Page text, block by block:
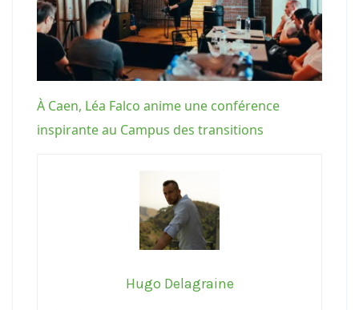
À Caen, Léa Falco anime une conférence
inspirante au Campus des transitions
Hugo Delagraine